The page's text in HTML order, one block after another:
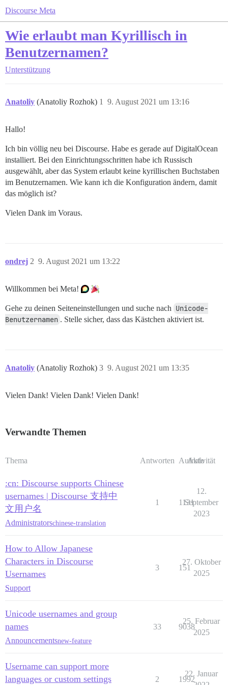
Discourse Meta
Wie erlaubt man Kyrillisch in
Benutzernamen?
Unterstützung
Anatoliy (Anatoliy Rozhok) 9. August 2021 um 13:16
1
Hallo!
Ich bin völlig neu bei Discourse. Habe es gerade auf DigitalOcean
installiert. Bei den Einrichtungsschritten habe ich Russisch
ausgewählt, aber das System erlaubt keine kyrillischen Buchstaben
im Benutzernamen. Wie kann ich die Konfiguration ändern, damit
das möglich ist?
Vielen Dank im Voraus.
ondrej 9. August 2021 um 13:22
2
Willkommen bei Meta!
Gehe zu deinen Seiteneinstellungen und suche nach Unicode-
Benutzernamen . Stelle sicher, dass das Kästchen aktiviert ist.
Anatoliy (Anatoliy Rozhok) 9. August 2021 um 13:35
3
Vielen Dank! Vielen Dank! Vielen Dank!
Verwandte Themen
Thema Antworten Aufrufe
Aktivität
:cn: Discourse supports Chinese
usernames | Discourse 支持中
文用户名
Administratorschinese-translation
1 1131
12.
September
2023
How to Allow Japanese
Characters in Discourse
Usernames
Support
3 151
27. Oktober
2025
Unicode usernames and group
names
Announcementsnew-feature
33 9038
25. Februar
2025
Username can support more
languages or custom settings
2 1992
22. Januar